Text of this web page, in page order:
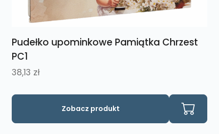
Pudełko upominkowe Pamiątka Chrzest
PC1
38,13 zł
Zobacz produkt
Ten
ma